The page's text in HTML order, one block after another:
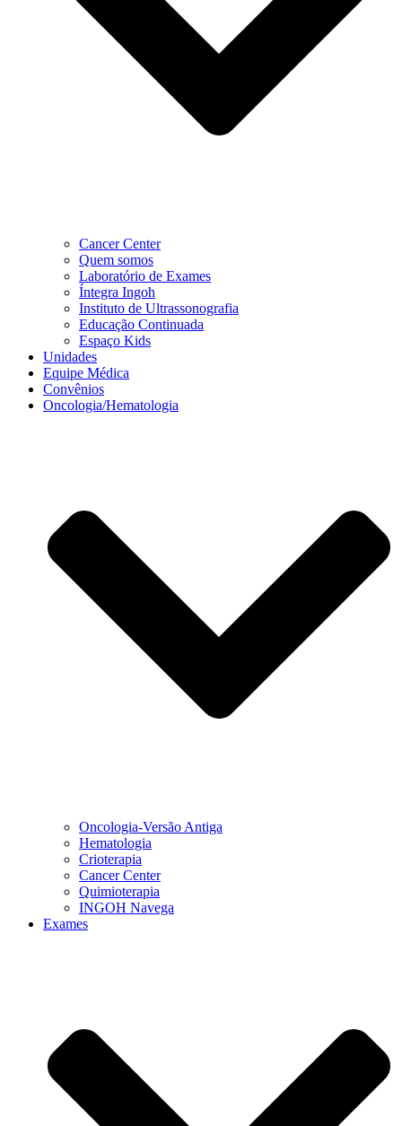
Cancer Center
Quem somos
Laboratório de Exames
Íntegra Ingoh
Instituto de Ultrassonografia
Educação Continuada
Espaço Kids
Unidades
Equipe Médica
Convênios
Oncologia/Hematologia
Oncologia-Versão Antiga
Hematologia
Crioterapia
Cancer Center
Quimioterapia
INGOH Navega
Exames